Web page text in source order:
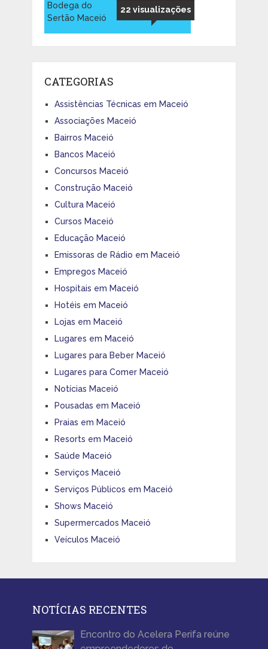
22 visualizações
Bodega do
Sertão Maceió
CATEGORIAS
Assistências Técnicas em Maceió
Associações Maceió
Bairros Maceió
Bancos Maceió
Concursos Maceió
Construção Maceió
Cultura Maceió
Cursos Maceió
Educação Maceió
Emissoras de Rádio em Maceió
Empregos Maceió
Hospitais em Maceió
Hotéis em Maceió
Lojas em Maceió
Lugares em Maceió
Lugares para Beber Maceió
Lugares para Comer Maceió
Notícias Maceió
Pousadas em Maceió
Praias em Maceió
Resorts em Maceió
Saúde Maceió
Serviços Maceió
Serviços Públicos em Maceió
Shows Maceió
Supermercados Maceió
Veículos Maceió
NOTÍCIAS RECENTES
Encontro do Acelera Perifa reúne